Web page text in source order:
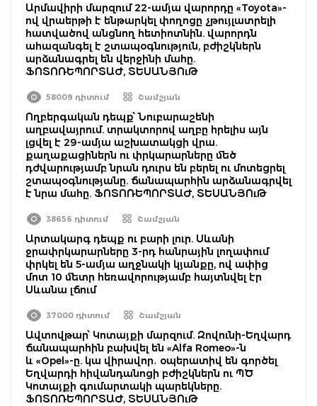
Արմավիրի մարզում 22-ամյա վարորդը «Toyota»-
ով վրաերթի է ենթարկել փողոցը չթույլատրելի
հատվածով անցնող հետիոտնին. վարորդն
ահազանգել է շտապօգնություն, բժիշկներն
արձանագրել են վերջինի մահը.
ՖՈՏՈՌԵՊՈՐՏԱԺ, ՏԵՍԱՆՅՈւԹ
58009 դիտում Շամշյան
Ողբերգական դեպք՝ Նուբարաշենի
աղբավայրում. տրակտորով աղբը հրելիս այն
լցվել է 29-ամյա աշխատակցի վրա.
քաղաքացիներն ու փրկարարները մեծ
դժվարությամբ նրան դուրս են բերել ու մոտեցրել
շտապօգնությանը. ճանապարհին արձանագրվել
է նրա մահը. ՖՈՏՈՌԵՊՈՐՏԱԺ, ՏԵՍԱՆՅՈւԹ
38656 դիտում Շամշյան
Արտակարգ դեպք ու բարի լուր. Սևանի
ջրափրկարարները 3-րդ հանրային լողափում
փրկել են 5-ամյա աղջնակի կյանքը, ով ափից
մոտ 10 մետր հեռավորությամբ հայտնվել էր
Սևանա լճում
37000 դիտում Շամշյան
Ավտովթար՝ Կոտայքի մարզում. Զովունի-Եղվարդ
ճանապարհին բախվել են «Alfa Romeo»-ն
և «Opel»-ը. կա վիրավոր․ օպերատիվ են գործել
Եղվարդի հիվանդանոցի բժիշկներն ու ՊԾ
Կոտայքի գումարտակի պարեկները.
ՖՈՏՈՌԵՊՈՐՏԱԺ, ՏԵՍԱՆՅՈւԹ